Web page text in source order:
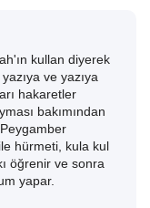
kullan diyerek
ve yazıya
hakaretler
bakımından
hürmeti, kula kul
öğrenir ve sonra
yapar.